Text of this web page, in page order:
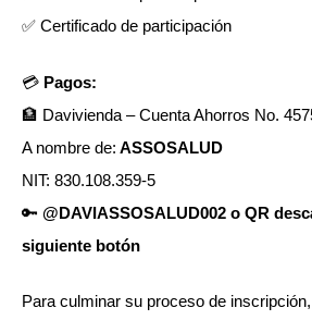
✅ Certificado de participación
💳 Pagos:
🏦 Davivienda – Cuenta Ahorros No.
A nombre de: ASSOSALUD
NIT: 830.108.359-5
🔑 @DAVIASSOSALUD002 o QR
siguiente botón
Para culminar su proceso de